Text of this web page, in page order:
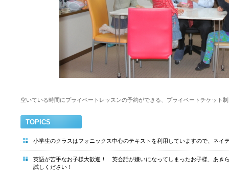
空いている時間にプライベートレッスンの予約ができる、プライベート
TOPICS
小学生のクラスはフォニックス中心のテキストを利用していますので、ネイ
英語が苦手なお子様大歓迎！ 英会話が嫌いになってしまったお子様、あき
試しください！